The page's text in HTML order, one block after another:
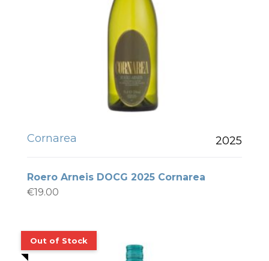
Cornarea 2025
Roero Arneis DOCG 2025 Cornarea
€19.00